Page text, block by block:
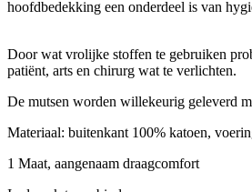
hoofdbedekking een
Door wat vrolijke stoffen te gebruiken
patiënt, arts en chirurg wat te verlichten.
De mutsen worden willekeurig geleverd
Materiaal: buitenkant 100% katoen,
1 Maat, aangenaam draagcomfort